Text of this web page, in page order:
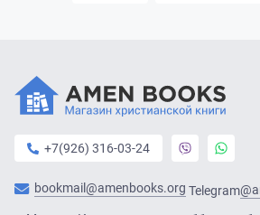
+7(926) 316-03-24
bookmail@amenbooks.org Telegram